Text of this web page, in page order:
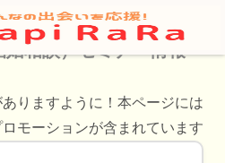
代におすすめの婚活パ
相談）セミナー情報
りますように！本ページには
ロモーションが含まれています